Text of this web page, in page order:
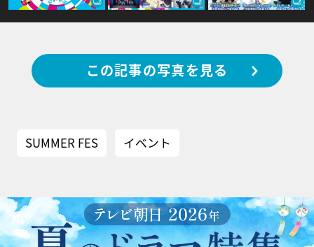
この記事の写真を見る
SUMMER FES イベント